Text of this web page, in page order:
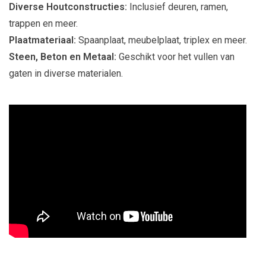
Diverse Houtconstructies: Inclusief deuren, ramen,
trappen en meer.
Plaatmateriaal: Spaanplaat, meubelplaat, triplex en meer.
Steen, Beton en Metaal: Geschikt voor het vullen van
gaten in diverse materialen.